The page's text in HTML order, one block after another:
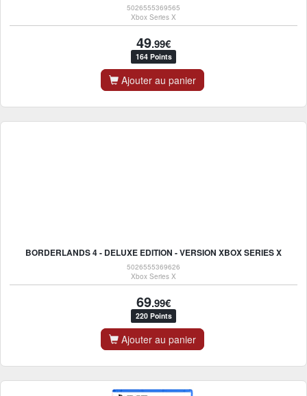
5026555369565
Xbox Series X
49.99€
164 Points
Ajouter au panier
BORDERLANDS 4 - DELUXE EDITION - VERSION XBOX SERIES X
5026555369626
Xbox Series X
69.99€
220 Points
Ajouter au panier